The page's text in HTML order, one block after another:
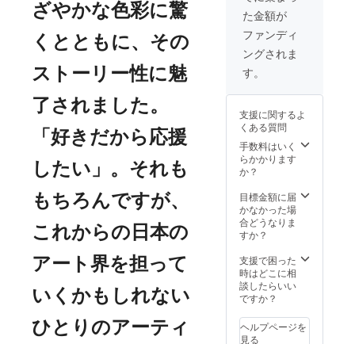
ざやかな色彩に驚
くとともに、その
ストーリー性に魅
了されました。
「好きだから応援
したい」。それも
もちろんですが、
これからの日本の
アート界を担って
いくかもしれない
ひとりのアーティ
プロ
フィー
ル画像
にぴっ
たりな
プ 伊
紡ぐ物
語の登
場人物
になり
ません
フォト
ドロー
イング
の一部
ます。
✻リ
ターン
購入後
像画に
したい
まかせ
となり
ます。A
タイプ
とBタイ
の肖像
選びく
ださ
い。 ・
Aタイ
プ 社
プロ
フィー
ル画像
にぴっ
肖像画
・Bタイ
プ 伊
藤彩の
語の登
場人物
も自慢
してい
ただけ
ます。
✻ 写真
送りい
き、そ
れをも
とに肖
像画を
制作し
作品イ
メージ
などは
基本的
彩にお
まかせ
となり
ます。
は限定
１枚の
枚の見
ごたえ
たっぷ
りの40
号サイ
今後、
有名に
なりま
す。
「アー
トは投
似てい
る」と
言う方
もいま
藤彩に
肖像画
を描い
ても
経験
は、将
た金額が
ファンディ
ングされま
す。
支援に関するよ
くある質問
手数料はいく
らかかります
か？
目標金額に届
かなかった場
合どうなりま
すか？
支援で困った
時はどこに相
談したらいい
ですか？
ヘルプページを
見る